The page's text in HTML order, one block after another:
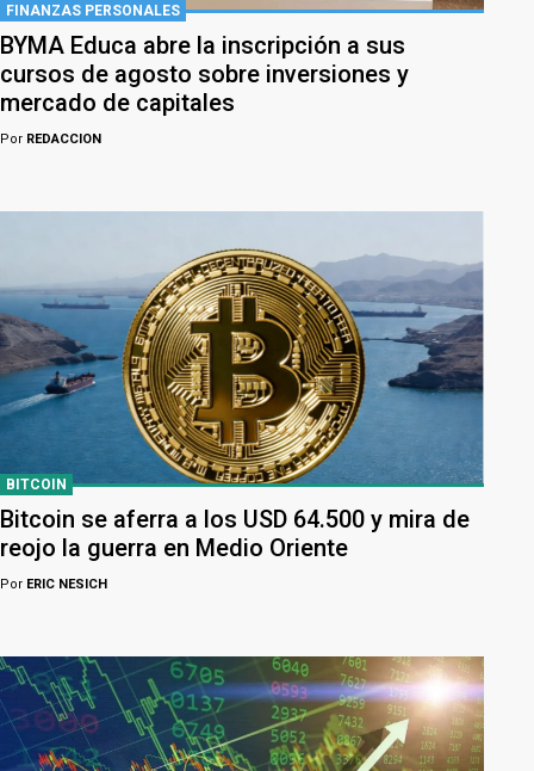
FINANZAS PERSONALES
BYMA Educa abre la inscripción a sus
cursos de agosto sobre inversiones y
mercado de capitales
Por REDACCION
BITCOIN
Bitcoin se aferra a los USD 64.500 y mira de
reojo la guerra en Medio Oriente
Por ERIC NESICH